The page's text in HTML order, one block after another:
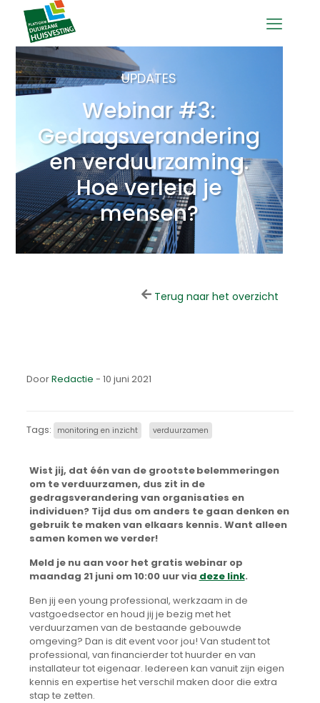
UPDATES
Webinar #3:
Gedragsverandering
en verduurzaming.
Hoe verleid je
mensen?
Terug naar het overzicht
DoorRedactie - 10 juni 2021
Tags: monitoring en inzicht verduurzamen
Wist jij, dat één van de grootste belemmeringen
om te verduurzamen, dus zit in de
gedragsverandering van organisaties en
individuen? Tijd dus om anders te gaan denken en
gebruik te maken van elkaars kennis. Want alleen
samen komen we verder!
Meld je nu aan voor het gratis webinar op
maandag 21 juni om 10:00 uur via deze link.
Ben jij een young professional, werkzaam in de
vastgoedsector en houd jij je bezig met het
verduurzamen van de bestaande gebouwde
omgeving? Dan is dit event voor jou! Van student tot
professional, van financierder tot huurder en van
installateur tot eigenaar. Iedereen kan vanuit zijn eigen
kennis en expertise het verschil maken door die extra
stap te zetten.